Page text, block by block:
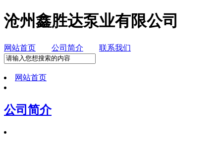
沧州鑫胜达泵业有限公司
网站首页 公司简介 联系我们
网站首页
公司简介